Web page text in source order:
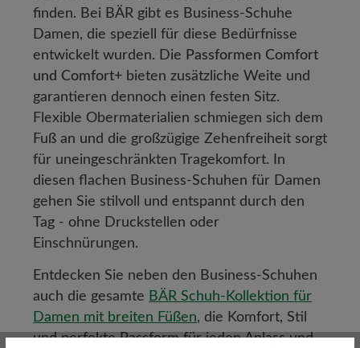
finden. Bei BÄR gibt es Business-Schuhe
Damen, die speziell für diese Bedürfnisse
entwickelt wurden. Die Passformen Comfort
und Comfort+ bieten zusätzliche Weite und
garantieren dennoch einen festen Sitz.
Flexible Obermaterialien schmiegen sich dem
Fuß an und die großzügige Zehenfreiheit sorgt
für uneingeschränkten Tragekomfort. In
diesen flachen Business-Schuhen für Damen
gehen Sie stilvoll und entspannt durch den
Tag - ohne Druckstellen oder
Einschnürungen.
Entdecken Sie neben den Business-Schuhen
auch die gesamte BÄR Schuh-Kollektion für
Damen mit breiten Füßen, die Komfort, Stil
und perfekte Passform für jeden Anlass und